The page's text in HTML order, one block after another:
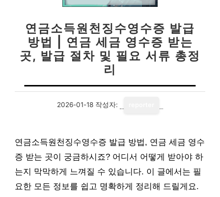
연금소득원천징수영수증 발급
방법 | 연금 세금 영수증 받는
곳, 발급 절차 및 필요 서류 총정
리
2026-01-18 작성자:
연금소득원천징수영수증 발급 방법, 연금 세금 영수
증 받는 곳이 궁금하시죠? 어디서 어떻게 받아야 하
는지 막막하게 느껴질 수 있습니다. 이 글에서는 필
요한 모든 정보를 쉽고 명확하게 정리해 드릴게요.